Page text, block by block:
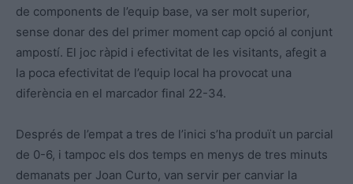
de components de l’equip base, va ser molt superior,
sense donar des del primer moment cap opció al conjunt
ampostí. El joc ràpid i efectivitat de les visitants, afegit a
la poca efectivitat de l’equip local ha provocat una
diferència en el marcador final 22-34.
Després de l’empat a tres de l’inici s’ha produït un parcial
de 0-6, i tampoc els dos temps en menys de tres minuts
demanats per Joan Curto, van servir per canviar la